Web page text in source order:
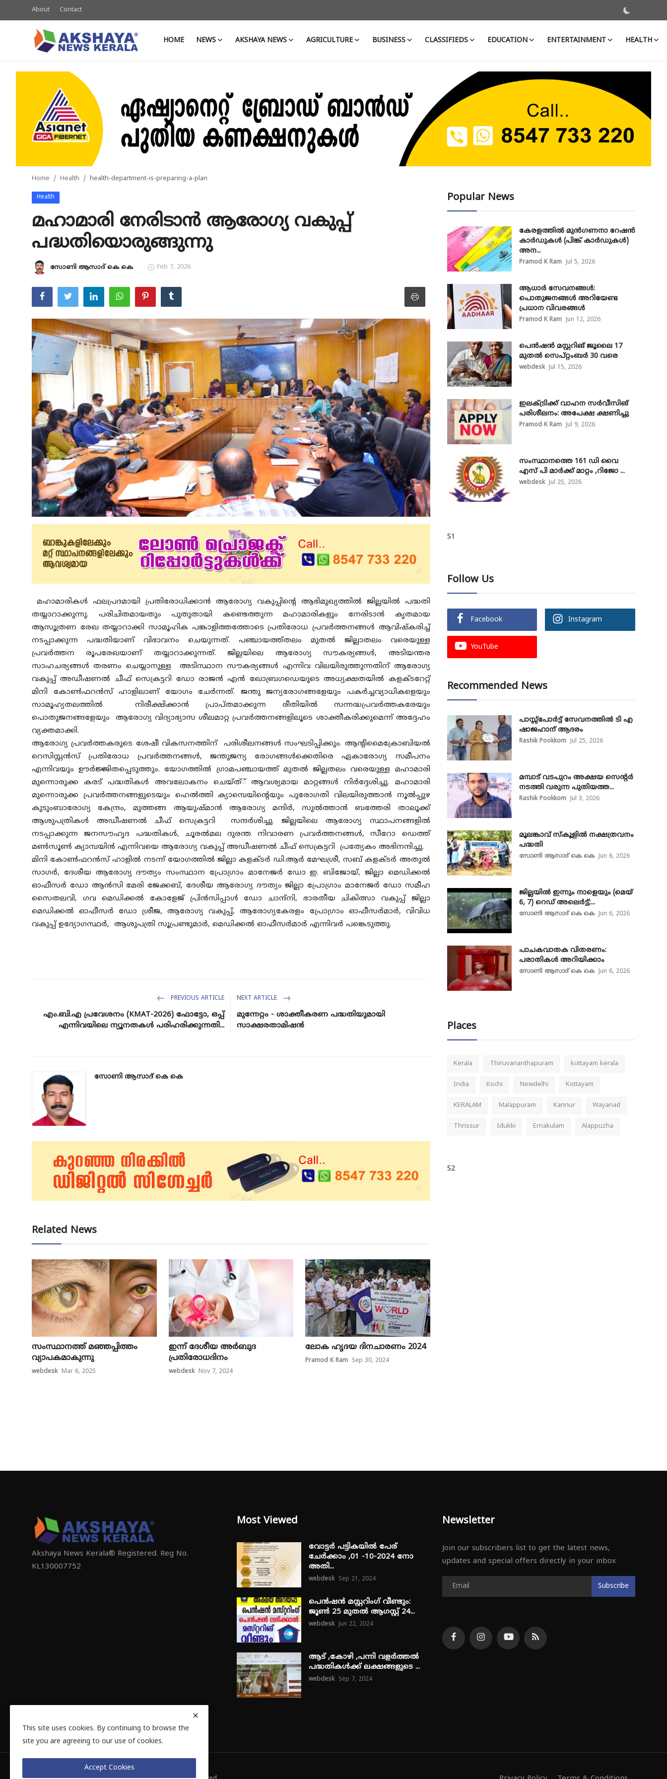
About Contact
HOME NEWS AKSHAYA NEWS AGRICULTURE BUSINESS CLASSIFIEDS EDUCATION ENTERTAINMENT HEALTH
Business
Classifieds
Entertainment
Travel & Tourism
Technology
E-Paper
Home Health health-department-is-preparing-a-plan
Health
മഹാമാരി നേരിടാന്‍ ആരോഗ്യ വകുപ്പ്
പദ്ധതിയൊരുങ്ങുന്നു
സോണി ആസാദ് കെ കെ Feb 7, 2026
മഹാമാരികള്‍ ഫലപ്രദമായി പ്രതിരോധിക്കാന്‍ ആരോഗ്യ വകുപ്പിന്റെ ആഭിമുഖ്യത്തില്‍ ജില്ലയില്‍ പദ്ധതി
തയ്യാറാക്കുന്നു. പരിചിതമായതും പുതുതായി കണ്ടെത്തുന്ന മഹാമാരികളും നേരിടാന്‍ കൃതമായ
ആസൂത്രണ രേഖ തയ്യാറാക്കി സാമൂഹിക പങ്കാളിത്തത്തോടെ പ്രതിരോധ പ്രവര്‍ത്തനങ്ങള്‍ ആവിഷ്‌കരിച്ച്
നടപ്പാക്കുന്ന പദ്ധതിയാണ് വിഭാവനം ചെയുന്നത്. പഞ്ചായത്ത്തലം മുതല്‍ ജില്ലാതലം വരെയുള്ള
പ്രവര്‍ത്തന രൂപരേഖയാണ് തയ്യാറാക്കുന്നത്. ജില്ലയിലെ ആരോഗ്യ സൗകര്യങ്ങള്‍, അടിയന്തര
സാഹചര്യങ്ങള്‍ തരണം ചെയ്യാനുള്ള അടിസ്ഥാന സൗകര്യങ്ങള്‍ എന്നിവ വിലയിരുത്തുന്നതിന് ആരോഗ്യ
വകുപ്പ് അഡീഷണല്‍ ചീഫ് സെക്രട്ടറി ഡോ രാജന്‍ എന്‍ ഖോബ്രഗഡെയുടെ അധ്യക്ഷതയില്‍ കളക്ടറേറ്റ്
മിനി കോണ്‍ഫറന്‍സ് ഹാളിലാണ് യോഗം ചേര്‍ന്നത്. ജന്തു ജന്യരോഗങ്ങളേയും പകര്‍ച്ചവ്യാധികളെയും
സാമൂഹ്യതലത്തില്‍ നിരീക്ഷിക്കാന്‍ പ്രാപ്തമാക്കുന്ന രീതിയില്‍ സന്നദ്ധപ്രവര്‍ത്തകരേയും
പൊതുജനങ്ങളേയും ആരോഗ്യ വിദ്യാഭ്യാസ ശീലമാറ്റ പ്രവര്‍ത്തനങ്ങളിലൂടെ ശാക്തീകരിക്കുമെന്ന് അദ്ദേഹം
വ്യക്തമാക്കി.
ആരോഗ്യ പ്രവര്‍ത്തകരുടെ ശേഷീ വികസനത്തിന് പരിശീലനങ്ങള്‍ സംഘടിപ്പിക്കും. ആന്റിമൈക്രോബിയല്‍
റെസിസ്റ്റന്‍സ് പ്രതിരോധ പ്രവര്‍ത്തനങ്ങള്‍, ജന്തുജന്യ രോഗങ്ങള്‍ക്കെതിരെ ഏകാരോഗ്യ സമീപനം
എന്നിവയും ഊര്‍ജ്ജിതപ്പെടുത്തും. യോഗത്തില്‍ ഗ്രാമപഞ്ചായത്ത് മുതല്‍ ജില്ലതലം വരെയുള്ള മഹാമാരി
മുന്നൊരുക്ക കരട് പദ്ധതികള്‍ അവലോകനം ചെയ്ത്് ആവശ്യമായ മാറ്റങ്ങള്‍ നിര്‍ദ്ദേശിച്ചു. മഹാമാരി
മുന്നൊരുക്ക പ്രവര്‍ത്തനങ്ങളുടെയും ഹെല്‍ത്തി ക്യാമ്പെയിന്റെയും പുരോഗതി വിലയിരുത്താന്‍ നൂല്‍പ്പുഴ
കുടുംബാരോഗ്യ കേന്ദ്രം, മുത്തങ്ങ ആയുഷ്മാന്‍ ആരോഗ്യ മന്ദിര്‍, സുല്‍ത്താന്‍ ബത്തേരി താലൂക്ക്
ആശുപത്രികള്‍ അഡീഷണല്‍ ചീഫ് സെക്രട്ടറി സന്ദര്‍ശിച്ചു. ജില്ലയിലെ ആരോഗ്യ സ്ഥാപനങ്ങളില്‍
നടപ്പാക്കുന്ന ജനസൗഹൃദ പദ്ധതികള്‍, ചൂരല്‍മല ദുരന്ത നിവാരണ പ്രവര്‍ത്തനങ്ങള്‍, സീറോ ഡെത്ത്
മണ്‍സൂണ്‍ ക്യാമ്പയിന്‍ എന്നിവയെ ആരോഗ്യ വകുപ്പ് അഡീഷണല്‍ ചീഫ് സെക്രട്ടറി പ്രത്യേകം അഭിനന്ദിച്ചു.
മിനി കോണ്‍ഫറന്‍സ് ഹാളില്‍ നടന്ന് യോഗത്തില്‍ ജില്ലാ കളക്ടര്‍ ഡി.ആര്‍ മേഘശ്രീ, സബ് കളക്ടര്‍ അതുല്‍
സാഗര്‍, ദേശീയ ആരോഗ്യ ദൗത്യം സംസ്ഥാന പ്രോഗ്രാം മാനേജര്‍ ഡോ ഇ. ബിജോയ്, ജില്ലാ മെഡിക്കല്‍
ഓഫീസര്‍ ഡോ ആന്‍സി മേരി ജേക്കബ്, ദേശീയ ആരോഗ്യ ദൗത്യം ജില്ലാ പ്രോഗ്രാം മാനേജര്‍ ഡോ സമീഹ
സൈതലവി, ഗവ മെഡിക്കല്‍ കോളേജ് പ്രിന്‍സിപ്പാള്‍ ഡോ ചാന്ദ്നി, ഭാരതീയ ചികിത്സാ വകുപ്പ് ജില്ലാ
മെഡിക്കല്‍ ഓഫീസര്‍ ഡോ ശ്രീജ, ആരോഗ്യ വകുപ്പ്, ആരോഗ്യകേരളം പ്രോഗ്രാം ഓഫീസര്‍മാര്‍, വിവിധ
വകുപ്പ് ഉദ്യോഗസ്ഥര്‍, ആശുപത്രി സൂപ്രണ്ടുമാര്‍, മെഡിക്കല്‍ ഓഫീസര്‍മാര്‍ എന്നിവര്‍ പങ്കെടുത്തു.
PREVIOUS ARTICLE
എം.ബി.എ പ്രവേശനം (KMAT-2026) ഫോട്ടോ, ഒപ്പ്
എന്നിവയിലെ ന്യൂനതകള്‍ പരിഹരിക്കുന്നതി...
NEXT ARTICLE
മുന്നേറ്റം - ശാക്തീകരണ പദ്ധതിയുമായി
സാക്ഷരതാമിഷന്‍
സോണി ആസാദ് കെ കെ
Related News
സം​സ്ഥാ​ന​ത്ത് മഞ്ഞപ്പിത്തം
വ്യാപകമാകുന്നു
webdesk Mar 6, 2025
ഇന്ന് ദേശീയ അർബുദ
പ്രതിരോധദിനം
webdesk Nov 7, 2024
ലോക ഹൃദയ ദിനചാരണം 2024
Pramod K Ram Sep 30, 2024
Popular News
കേരളത്തിൽ മുൻഗണനാ റേഷൻ
കാർഡുകൾ (പിങ്ക് കാർഡുകൾ)
അന...
Pramod K Ram Jul 5, 2026
ആധാർ സേവനങ്ങൾ:
പൊതുജനങ്ങൾ അറിയേണ്ട
പ്രധാന വിവരങ്ങൾ
Pramod K Ram Jun 12, 2026
പെൻഷൻ മസ്റ്ററിങ് ജൂലൈ 17
മുതൽ സെപ്റ്റംബർ 30 വരെ
webdesk Jul 15, 2026
ഇലക്ട്രിക്ക് വാഹന സർവീസിങ്
പരിശീലനം: അപേക്ഷ ക്ഷണിച്ചു
Pramod K Ram Jul 9, 2026
സംസ്ഥാനത്തെ 161 ഡി വൈ
എസ് പി മാർക്ക് മാറ്റം ,റിജോ ...
webdesk Jul 25, 2026
S1
Follow Us
Facebook Instagram
YouTube
Recommended News
പാസ്സ്‌പോർട്ട് സേവനത്തിൽ ടി എ
ഷാജഹാന് ആദരം
Rashik Pookkom Jul 25, 2026
മമ്പാട് വടപുറം അക്ഷയ സെന്റർ
നടത്തി വരുന്ന പുതിയത്ത...
Rashik Pookkom Jul 3, 2026
മൂലങ്കാവ് സ്കൂളിൽ നക്ഷത്രവനം
പദ്ധതി
സോണി ആസാദ് കെ കെ Jun 6, 2026
ജില്ലയിൽ ഇന്നും നാളെയും (മെയ്
6, 7) റെഡ് അലെർട്ട്;...
സോണി ആസാദ് കെ കെ Jun 6, 2026
പാചകവാതക വിതരണം:
പരാതികൾ അറിയിക്കാം
സോണി ആസാദ് കെ കെ Jun 6, 2026
Places
Kerala Thiruvananthapuram kottayam kerala
India Kochi Newdelhi Kottayam
KERALAM Malappuram Kannur Wayanad
Thrissur Idukki Ernakulam Alappuzha
S2
Akshaya News Kerala® Registered. Reg No.
KL130007752
Most Viewed
വോട്ടർ പട്ടികയിൽ പേര്
ചേർക്കാം ,01 -10-2024 നോ
അതി...
webdesk Sep 21, 2024
പെൻഷൻ മസ്റ്ററിംഗ് വീണ്ടും:
ജൂൺ 25 മുതൽ ആഗസ്റ്റ് 24...
webdesk Jun 22, 2024
ആട് ,കോഴി ,പന്നി വളർത്തൽ
പദ്ധതികൾക്ക് ലക്ഷങ്ങളുടെ ...
webdesk Sep 7, 2024
Newsletter
Join our subscribers list to get the latest news,
updates and special offers directly in your inbox
Subscribe
This site uses cookies. By continuing to browse the
site you are agreeing to our use of cookies.
Accept Cookies